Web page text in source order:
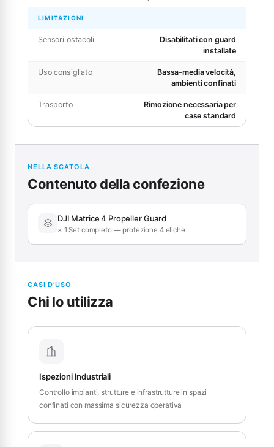
LIMITAZIONI
Sensori ostacoli
Disabilitati con guard
installate
Uso consigliato
Bassa-media velocità,
ambienti confinati
Trasporto
Rimozione necessaria per
case standard
NELLA SCATOLA
Contenuto della confezione
DJI Matrice 4 Propeller Guard
× 1 Set completo — protezione 4 eliche
CASI D’USO
Chi lo utilizza
Ispezioni Industriali
Controllo impianti, strutture e infrastrutture in spazi
confinati con massima sicurezza operativa